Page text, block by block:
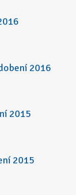
2016
2015
2015